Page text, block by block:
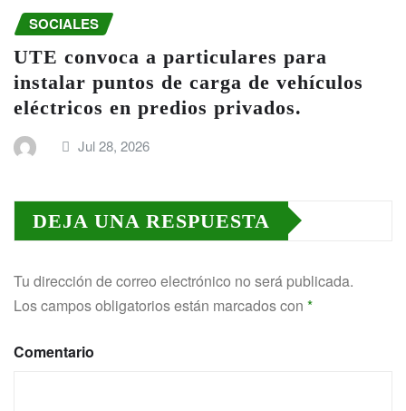
SOCIALES
UTE convoca a particulares para
instalar puntos de carga de vehículos
eléctricos en predios privados.
Jul 28, 2026
DEJA UNA RESPUESTA
Tu dirección de correo electrónico no será publicada.
Los campos obligatorios están marcados con *
Comentario